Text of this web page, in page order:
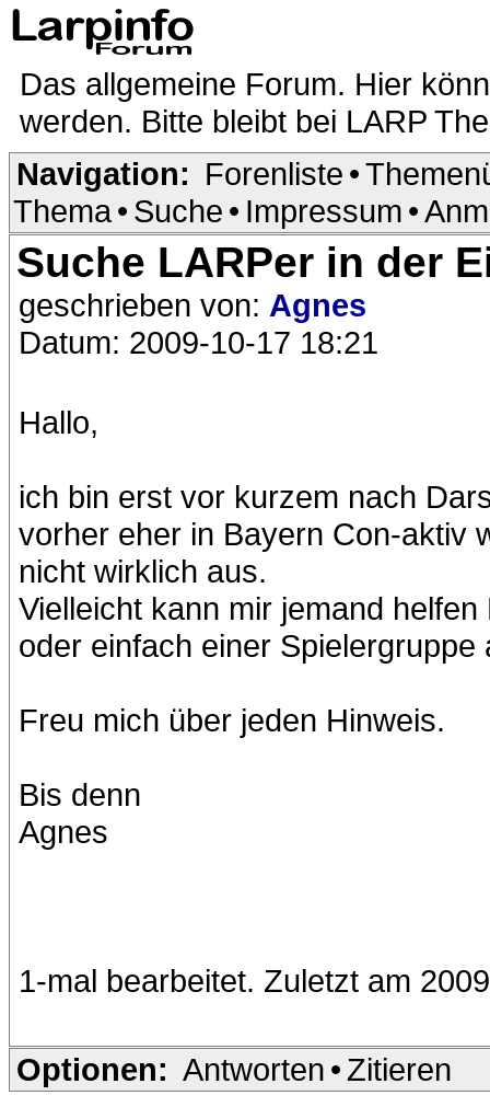
Das allgemeine Forum. Hier
werden. Bitte bleibt bei LARP
Navigation: Forenliste •
Thema• Suche • Impressum •
Suche LARPer in der
geschrieben von: Agnes
Datum: 2009-10-17 18:21
Hallo,
ich bin erst vor kurzem nach
vorher eher in Bayern Con-aktiv
nicht wirklich aus.
Vielleicht kann mir jemand
oder einfach einer Spielergruppe
Freu mich über jeden Hinweis.
Bis denn
Agnes
1-mal bearbeitet. Zuletzt am
Optionen: Antworten • Zitieren